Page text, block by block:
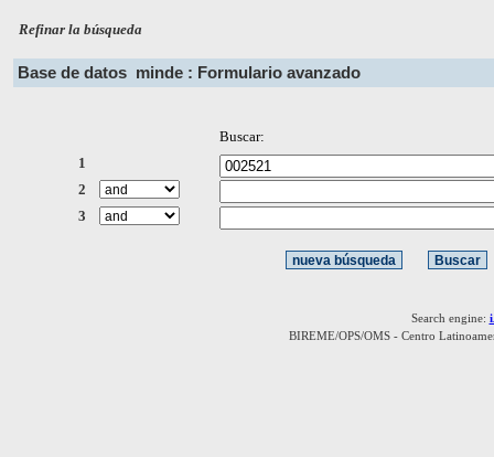
Refinar la búsqueda
Base de datos minde : Formulario avanzado
Buscar:
1
2
3
Search engine:
BIREME/OPS/OMS - Centro